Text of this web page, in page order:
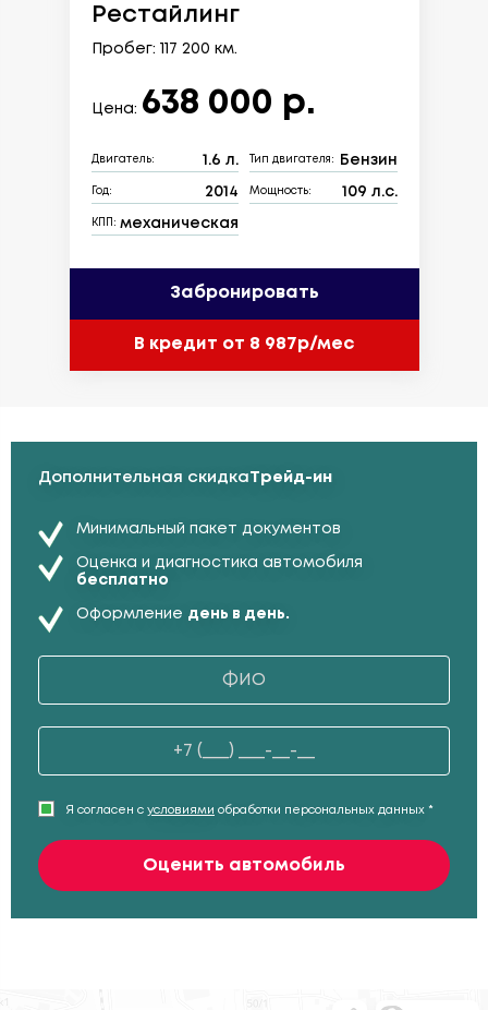
Рестайлинг
Пробег: 117 200 км.
Цена: 638 000 р.
Двигатель: 1.6 л. Тип двигателя: Бензин
Год: 2014 Мощность: 109 л.с.
КПП: механическая
Забронировать
В кредит от 8 987р/мес
Дополнительная скидкаТрейд-ин
Минимальный пакет документов
Оценка и диагностика автомобиля
бесплатно
Оформление день в день.
Я согласен с условиями обработки персональных данных *
Оценить автомобиль